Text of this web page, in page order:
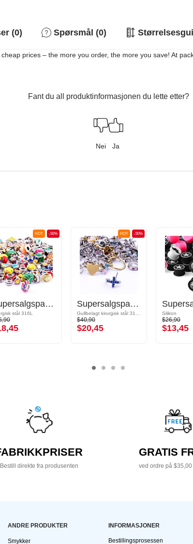
(0) Spørsmål (0)
prices – the more you order, the more you save! At
Fant du all produktinformasjonen du lette etter?
Nei Ja
-50%
HOT
Supersalgspakke Perler for armbånd
stål 316L
-50%
HOT
Supersalgspakke Nesepiercinger
$40,90
$20,45
Silikon
$26,90
$13,45
Bestill direkte fra produsenten
GRATIS
ved ordre på
ANDRE PRODUKTER
Smykker
INFORMASJONER
Bestillingsprosessen